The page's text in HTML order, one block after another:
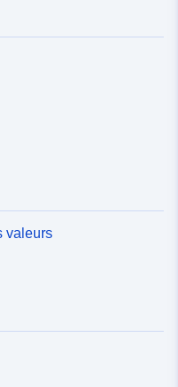
valeurs